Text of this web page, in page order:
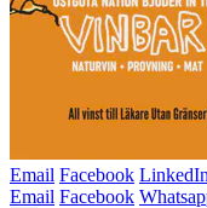
Email Facebook LinkedIn
Email Facebook